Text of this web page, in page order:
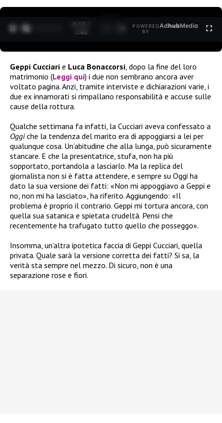
0:15 /
1:40
POWERED
BY
AdhubMedia
Geppi Cucciari e Luca Bonaccorsi , dopo la fine del loro
matrimonio (Leggi qui) i due non sembrano ancora aver
voltato pagina. Anzi, tramite interviste e dichiarazioni varie, i
due ex innamorati si rimpallano responsabilità e accuse sulle
cause della rottura.
Qualche settimana fa infatti, la Cucciari aveva confessato a
Oggiche la tendenza del marito era di appoggiarsi a lei per
qualunque cosa. Un’abitudine che alla lunga, può sicuramente
stancare. E che la presentatrice, stufa, non ha più
sopportato, portandola a lasciarlo. Ma la replica del
giornalista non si è fatta attendere, e sempre su Oggi ha
dato la sua versione dei fatti: «Non mi appoggiavo a Geppi e
no, non mi ha lasciato», ha riferito. Aggiungendo: «Il
problema è proprio il contrario. Geppi mi tortura ancora, con
quella sua satanica e spietata crudeltà. Pensi che
recentemente ha trafugato tutto quello che posseggo».
Insomma, un’altra ipotetica faccia di Geppi Cucciari, quella
privata. Quale sarà la versione corretta dei fatti? Si sa, la
verità sta sempre nel mezzo. Di sicuro, non è una
separazione rose e fiori.